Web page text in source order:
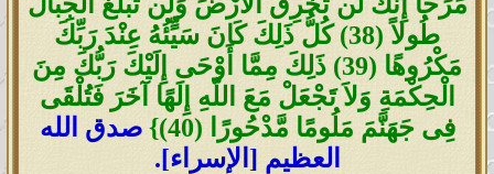
طُولاً (38) كُلُّ ذَلِكَ كَانَ سَيٍّئُهُ عِنْدَ رَبِّكَ
مَكْرُوهًا (39) ذَلِكَ مِمَّا أَوْحَى إِلَيْكَ رَبُّكَ مِنَ
الْحِكْمَةِ وَلاَ تَجْعَلْ مَعَ اللّهِ إِلَهًا آخَرَ فَتُلْقَى
فِى جَهَنَّمَ مَلُومًا مَّدْحُورًا (40)}
صدق الله
العظيم [الإسراء].